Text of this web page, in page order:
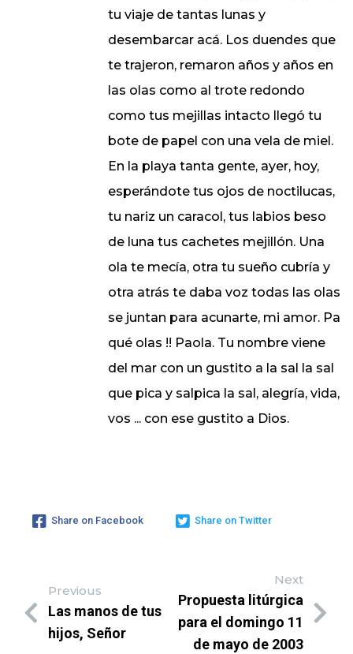
tu viaje de tantas lunas y
desembarcar acá. Los duendes que
te trajeron, remaron años y años en
las olas como al trote redondo
como tus mejillas intacto llegó tu
bote de papel con una vela de miel.
En la playa tanta gente, ayer, hoy,
esperándote tus ojos de noctilucas,
tu nariz un caracol, tus labios beso
de luna tus cachetes mejillón. Una
ola te mecía, otra tu sueño cubría y
otra atrás te daba voz todas las olas
se juntan para acunarte, mi amor. Pa
qué olas !! Paola. Tu nombre viene
del mar con un gustito a la sal la sal
que pica y salpica la sal, alegría, vida,
vos ... con ese gustito a Dios.
Share on Facebook Share on Twitter
Previous
Las manos de tus
hijos, Señor
Next
Propuesta litúrgica
para el domingo 11
de mayo de 2003